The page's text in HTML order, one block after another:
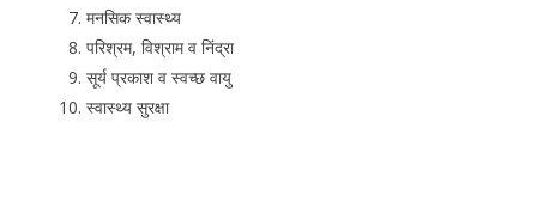
मनसिक स्वास्थ्य
परिश्रम, विश्राम व निंद्रा
सूर्य प्रकाश व स्वच्छ वायु
स्वास्थ्य सुरक्षा